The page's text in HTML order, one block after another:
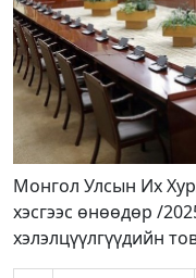
Монгол Улсын Их
хэсгээс өнөөдөр /
хэлэлцүүлгүүдийн